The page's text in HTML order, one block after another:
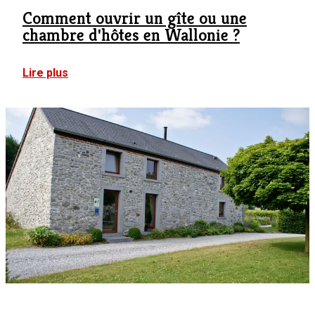
Comment ouvrir un gîte ou une
chambre d'hôtes en Wallonie ?
Lire plus
un
gîte
ou
une
chambre
d'hôtes
en
Wallonie
?